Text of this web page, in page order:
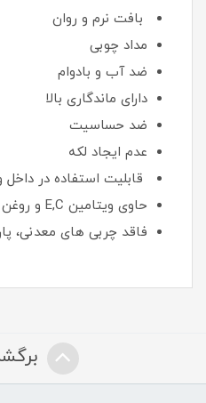
بافت نرم و روان
مداد چوبی
ضد آب و بادوام
دارای ماندگاری بالا
ضد حساسیت
عدم ایجاد لکه
قابلیت استفاده در
حاوی ویتامین E,C و روغن جوجوبا
فاقد چربی های معدنی،